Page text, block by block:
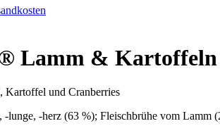
Lamm &
Kartoffel und Cranberries
-lunge, -herz (63 %); Fleischbrühe vom